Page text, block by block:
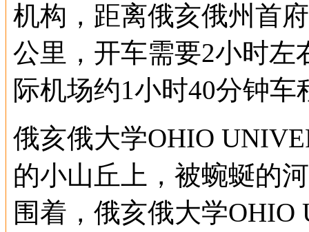
机构，距离俄亥俄州首
公里，开车需要2小时左
际机场约1小时40分钟车
俄亥俄大学OHIO
的小山丘上，被蜿蜒的
围着，俄亥俄大学